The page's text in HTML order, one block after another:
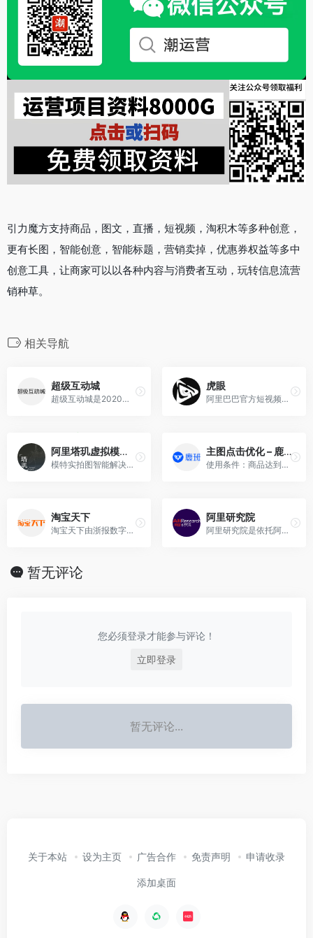
引力魔方支持商品，图文，直播，短视频，淘积木等多种创意，
更有长图，智能创意，智能标题，营销卖掉，优惠券权益等多中
创意工具，让商家可以以各种内容与消费者互动，玩转信息流营
销种草。
相关导航
超级互动城
超级互动城是2020年，结合当下市场/消费者趋势，承接品牌/店铺营销痛点，应势而生的全新产品。
虎眼
阿里巴巴官方短视频平台
阿里塔玑虚拟模特 – 报名体验入口
模特实拍图智能解决方案，通过服装纹理映射与重建技术对输入服装进行3D重建，通过模特人脸合成技术塑造高清真实3D模特，进行系统+人工的实拍图渲染。
主图点击优化 – 鹿班
使用条件：商品达到一定曝光量，会进入我们的搜索场景—主图测图专属商品池，入池后才能进行测图
淘宝天下
淘宝天下由浙报数字文化集团股份有限公司与浙江淘宝网络有限公司合作成立。
阿里研究院
阿里研究院是依托阿里巴巴集团海量数据、深耕小企业前沿案例、集结全球商业智慧，以开放、合作、共建、共创的方式打造具影响力的新商业知识平台。
暂无评论
您必须登录才能参与评论！
立即登录
暂无评论...
关于本站 设为主页 广告合作 免责声明 申请收录
添加桌面